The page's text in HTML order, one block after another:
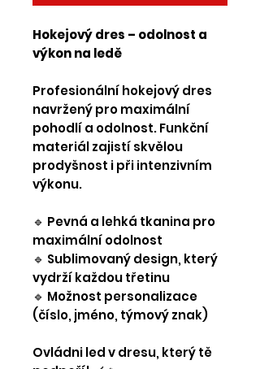
Hokejový dres – odolnost a
výkon na ledě
Profesionální hokejový dres
navržený pro maximální
pohodlí a odolnost. Funkční
materiál zajistí skvělou
prodyšnost i při intenzivním
výkonu.
🔹 Pevná a lehká tkanina pro
maximální odolnost
🔹 Sublimovaný design, který
vydrží každou třetinu
🔹 Možnost personalizace
(číslo, jméno, týmový znak)
Ovládni led v dresu, který tě